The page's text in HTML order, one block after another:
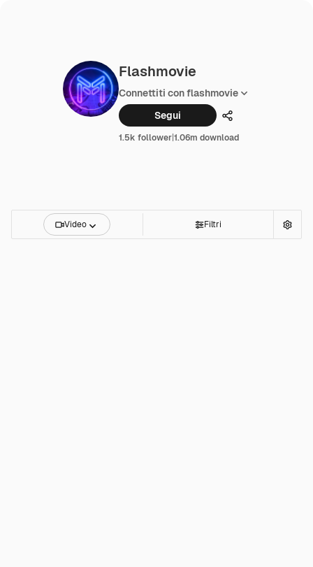
Flashmovie
Connettiti con flashmovie
Segui
Condividi
1.5k follower|1.06m download
Video Filtri